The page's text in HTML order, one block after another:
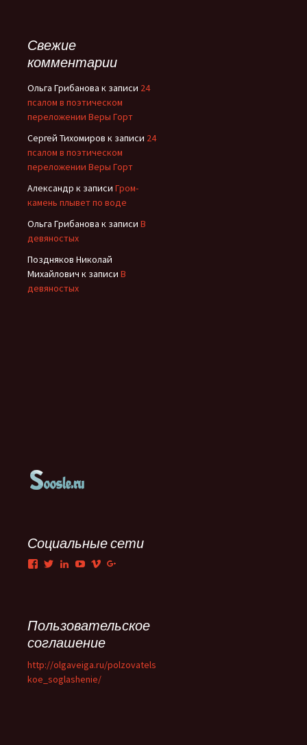
Свежие
комментарии
Ольга Грибанова к записи 24
псалом в поэтическом
переложении Веры Горт
Сергей Тихомиров к записи 24
псалом в поэтическом
переложении Веры Горт
Александр к записи Гром-
камень плывет по воде
Ольга Грибанова к записи В
девяностых
Поздняков Николай
Михайлович к записи В
девяностых
Социальные сети
Facebook
TwitterLinkedIn
YouTube
Vimeo
Пользовательское
соглашение
http://olgaveiga.ru/polzovatels
koe_soglashenie/